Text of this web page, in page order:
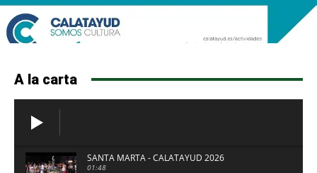
A la carta
SANTA MARTA - CALATAYUD 2026
01:48